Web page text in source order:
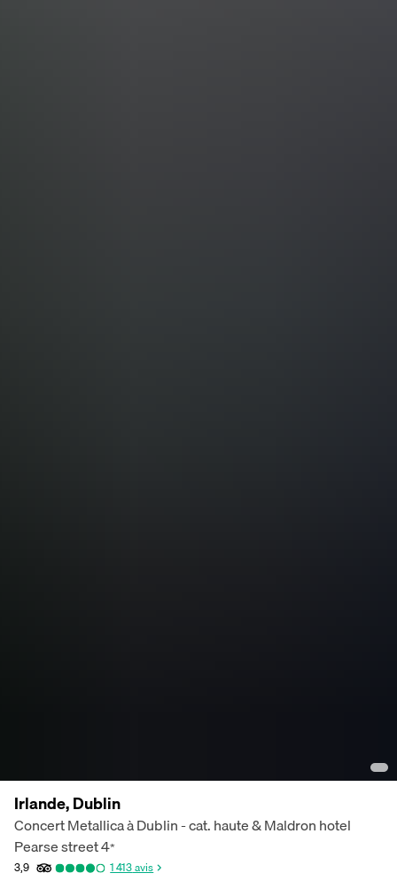
Irlande, Dublin
Concert Metallica à Dublin - cat. haute & Maldron hotel
Pearse street4*
3,9 1 413avis